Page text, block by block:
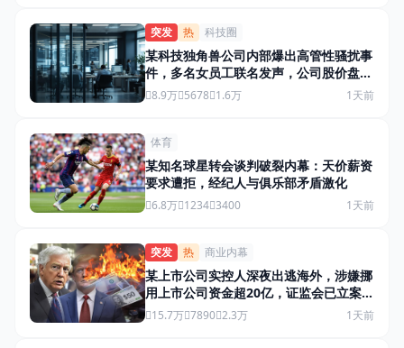
突发 热 科技圈
某科技独角兽公司内部爆出高管性骚扰事
件，多名女员工联名发声，公司股价盘前
暴跌12%
8.9万 5678 1.6万 1天前
体育
某知名球星转会谈判破裂内幕：天价薪资
要求遭拒，经纪人与俱乐部矛盾激化
6.8万 1234 3400 1天前
突发 热 商业内幕
某上市公司实控人深夜出逃海外，涉嫌挪
用上市公司资金超20亿，证监会已立案调
查15.7万 7890 2.3万 1天前